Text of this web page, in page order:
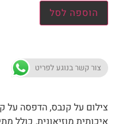
הוספה לסל
צור קשר בנוגע לפריט
צילום על קנבס, הדפסה על